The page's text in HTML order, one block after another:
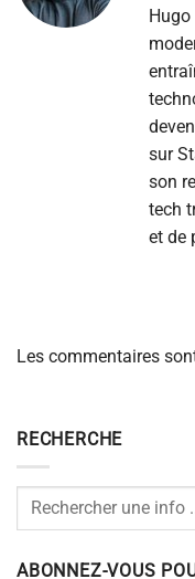
Hugo
sur
son
tech
et de
Les commentaires
RECHERCHE
ABONNEZ-VOUS